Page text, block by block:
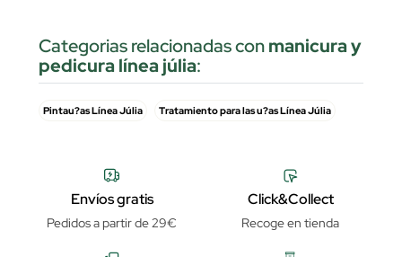
Categorias relacionadas conmanicura y
pedicura línea júlia:
Pintau?as Línea Júlia Tratamiento para las u?as Línea Júlia
Envíos gratis
Pedidos a partir de 29€
Click&Collect
Recoge en tienda